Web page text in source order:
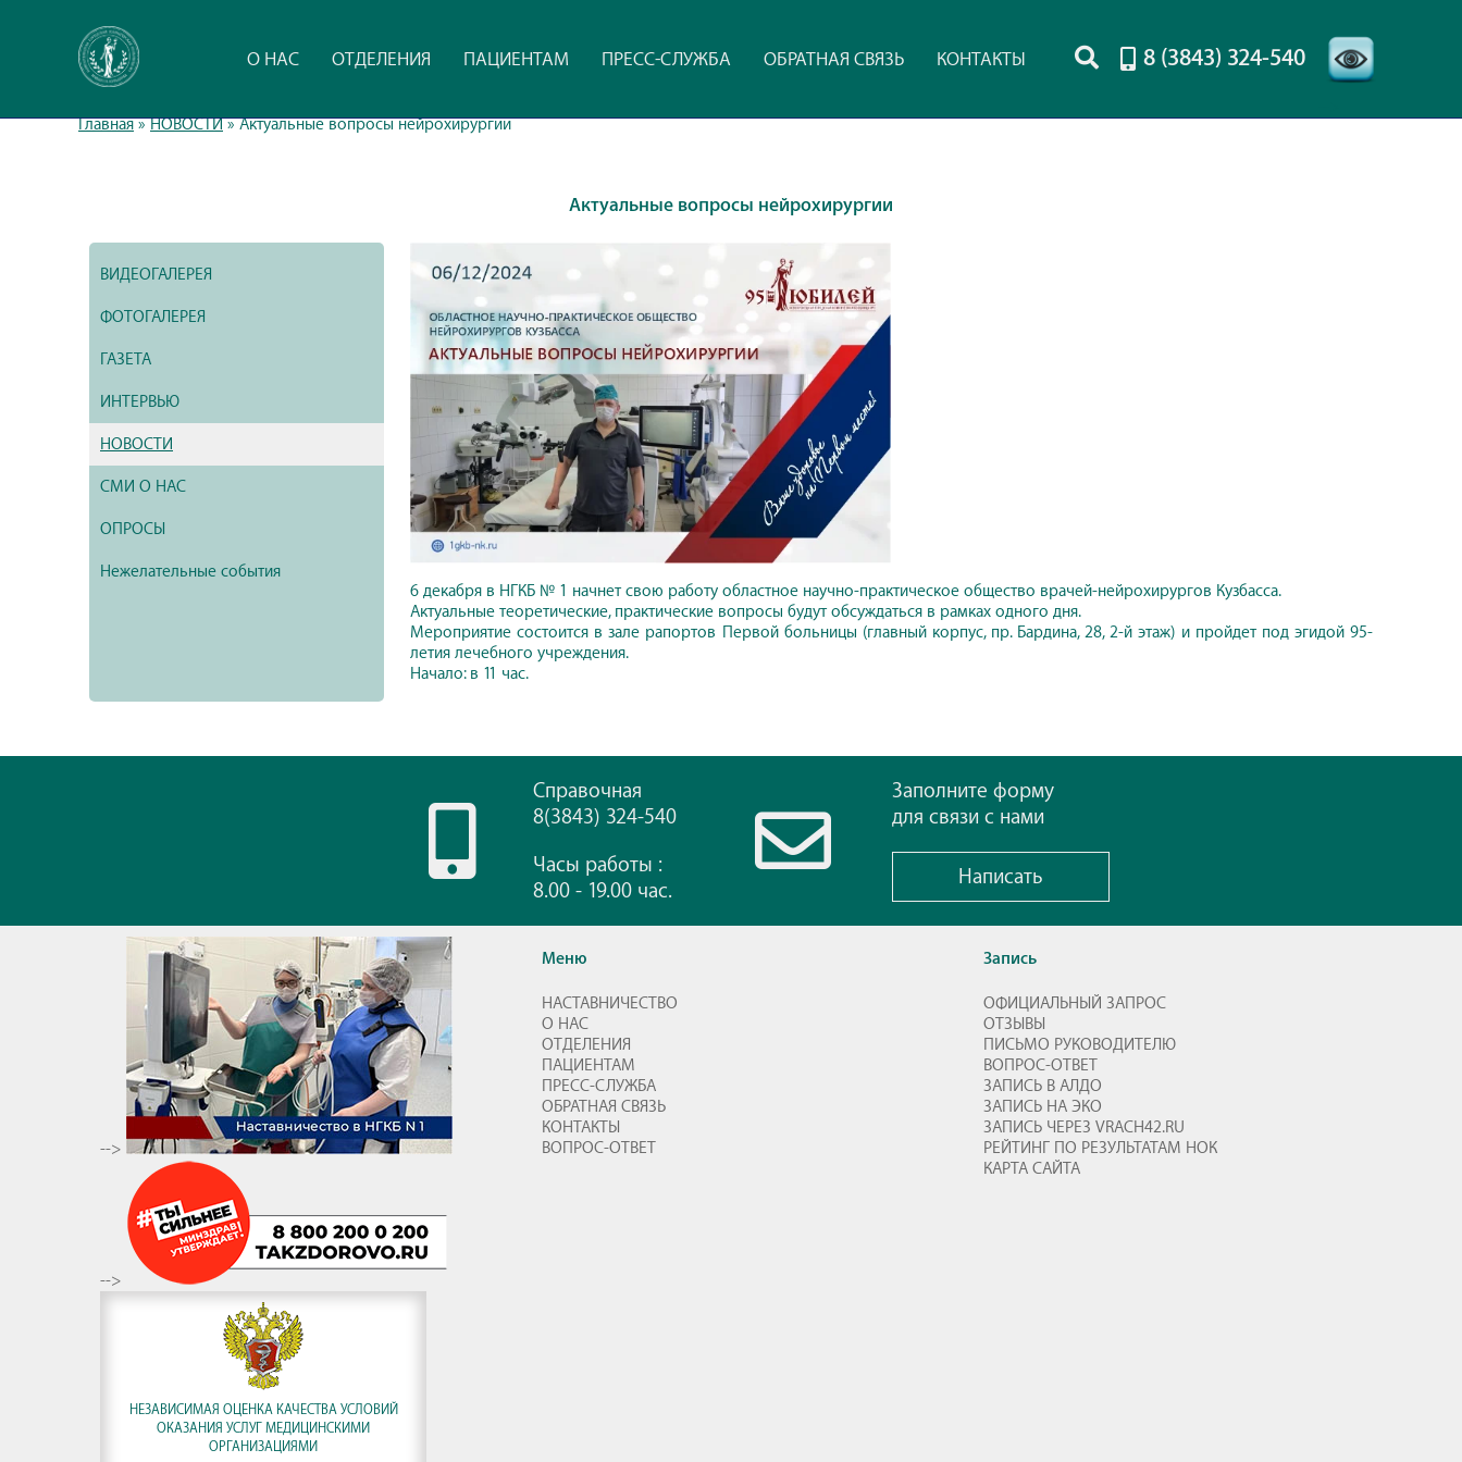
О НАС ОТДЕЛЕНИЯ ПАЦИЕНТАМ ПРЕСС-СЛУЖБА ОБРАТНАЯ СВЯЗЬ КОНТАКТЫ 8 (3843) 324-540
Главная»НОВОСТИ»Актуальные вопросы нейрохирургии
Актуальные вопросы нейрохирургии
ВИДЕОГАЛЕРЕЯ
ФОТОГАЛЕРЕЯ
ГАЗЕТА
ИНТЕРВЬЮ
НОВОСТИ
СМИ О НАС
ОПРОСЫ
Нежелательные события
6 декабря в НГКБ № 1 начнет свою работу областное научно-практическое общество врачей-нейрохирургов Кузбасса.
Актуальные теоретические, практические вопросы будут обсуждаться в рамках одного дня.
Мероприятие состоится в зале рапортов Первой больницы (главный корпус, пр. Бардина, 28, 2-й этаж) и пройдет под эгидой 95-
летия лечебного учреждения.
Начало: в 11 час.
Справочная
8(3843) 324-540
Часы работы :
8.00 - 19.00 час.
Заполните форму
для связи с нами
Написать
-->
-->
НЕЗАВИСИМАЯ ОЦЕНКА КАЧЕСТВА УСЛОВИЙ
ОКАЗАНИЯ УСЛУГ МЕДИЦИНСКИМИ
ОРГАНИЗАЦИЯМИ
Меню
НАСТАВНИЧЕСТВО
О НАС
ОТДЕЛЕНИЯ
ПАЦИЕНТАМ
ПРЕСС-СЛУЖБА
ОБРАТНАЯ СВЯЗЬ
КОНТАКТЫ
ВОПРОС-ОТВЕТ
Запись
ОФИЦИАЛЬНЫЙ ЗАПРОС
ОТЗЫВЫ
ПИСЬМО РУКОВОДИТЕЛЮ
ВОПРОС-ОТВЕТ
ЗАПИСЬ В АЛДО
ЗАПИСЬ НА ЭКО
ЗАПИСЬ ЧЕРЕЗ VRACH42.RU
РЕЙТИНГ ПО РЕЗУЛЬТАТАМ НОК
КАРТА САЙТА